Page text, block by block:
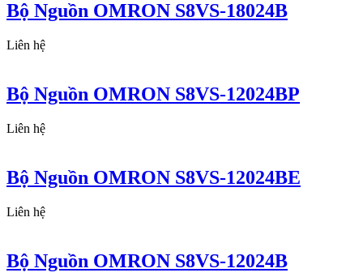
Bộ Nguồn OMRON S8VS-18024B
Liên hệ
Bộ Nguồn OMRON S8VS-12024BP
Liên hệ
Bộ Nguồn OMRON S8VS-12024BE
Liên hệ
Bộ Nguồn OMRON S8VS-12024B